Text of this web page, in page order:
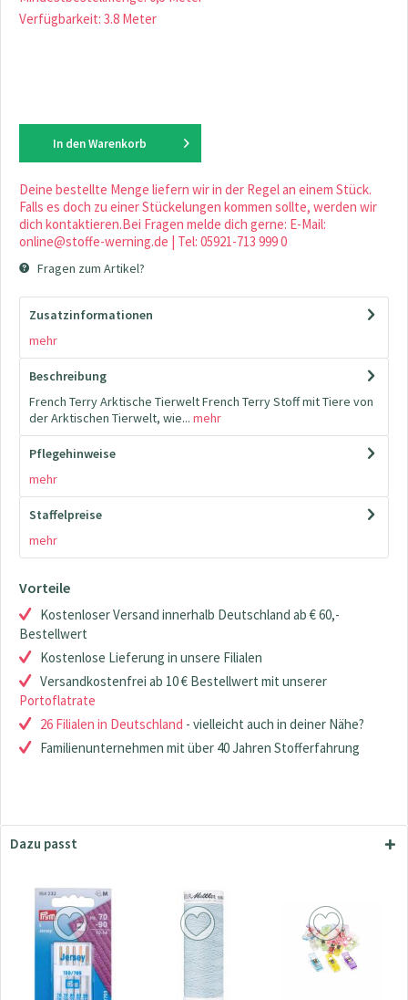
Verfügbarkeit: 3.8 Meter
In den Warenkorb
Deine bestellte Menge liefern wir in der Regel an einem Stück.
Falls es doch zu einer Stückelungen kommen sollte, werden wir
dich kontaktieren.Bei Fragen melde dich gerne: E-Mail:
online@stoffe-werning.de | Tel: 05921-713 999 0
Fragen zum Artikel?
Zusatzinformationen
mehr
Beschreibung
French Terry Arktische Tierwelt French Terry Stoff mit Tiere von
der Arktischen Tierwelt, wie... mehr
Pflegehinweise
mehr
Staffelpreise
mehr
Vorteile
Kostenloser Versand innerhalb Deutschland ab € 60,-
Bestellwert
Kostenlose Lieferung in unsere Filialen
Versandkostenfrei ab 10 € Bestellwert mit unserer
Portoflatrate
26 Filialen in Deutschland - vielleicht auch in deiner Nähe?
Familienunternehmen mit über 40 Jahren Stofferfahrung
Dazu passt